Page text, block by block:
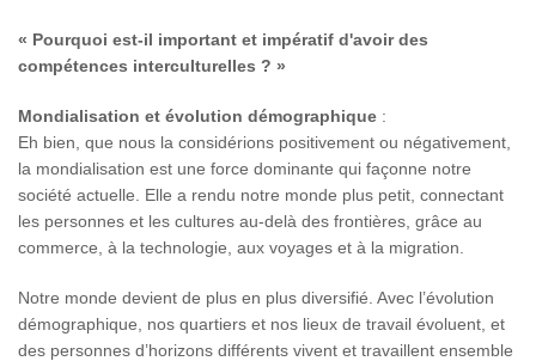
« Pourquoi est-il important et impératif d'avoir des
compétences interculturelles ? »
Mondialisation et évolution démographique :
Eh bien, que nous la considérions positivement ou négativement,
la mondialisation est une force dominante qui façonne notre
société actuelle. Elle a rendu notre monde plus petit, connectant
les personnes et les cultures au-delà des frontières, grâce au
commerce, à la technologie, aux voyages et à la migration.
Notre monde devient de plus en plus diversifié. Avec l’évolution
démographique, nos quartiers et nos lieux de travail évoluent, et
des personnes d’horizons différents vivent et travaillent ensemble